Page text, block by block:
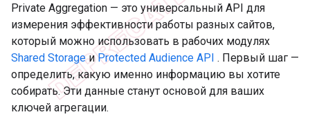
Private Aggregation — это универсальный API для
измерения эффективности работы разных сайтов,
который можно использовать в рабочих модулях
Shared StorageиProtected Audience API . Первый шаг —
определить, какую именно информацию вы хотите
собирать. Эти данные станут основой для ваших
ключей агрегации.